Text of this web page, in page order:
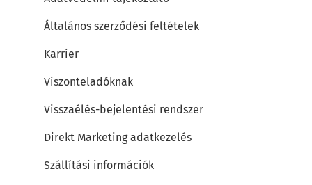
Általános szerződési feltételek
Karrier
Viszonteladóknak
Visszaélés-bejelentési rendszer
Direkt Marketing adatkezelés
Szállítási információk